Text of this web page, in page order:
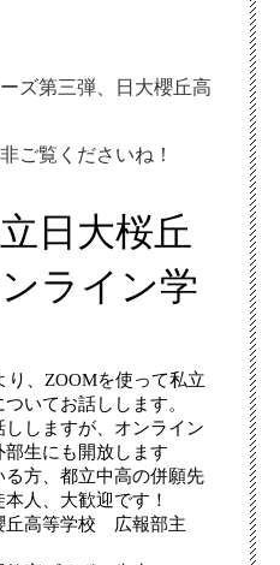
ズ第三弾、日大櫻丘高
ご覧くださいね！